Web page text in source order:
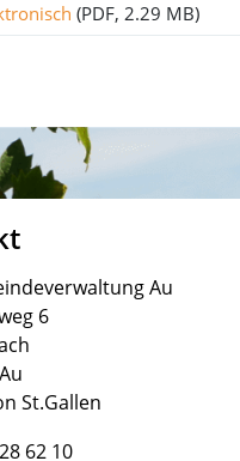
(PDF, 2.29 MB)
Au
6
St.Gallen
62 10